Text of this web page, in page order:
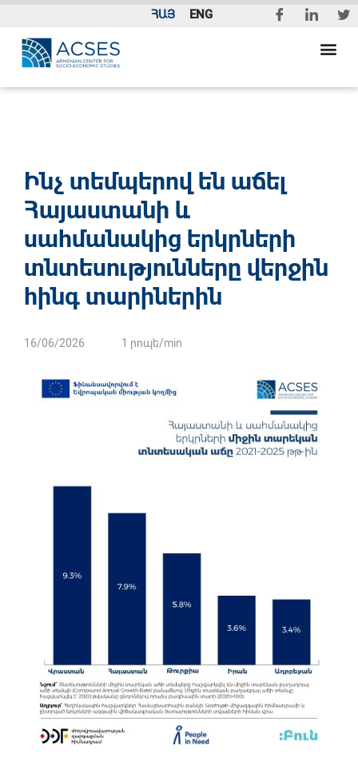
ՀԱՅ ENG
Ինչ տեմպերով են աճել
Հայաստանի և
սահմանակից երկրների
տնտեսությունները վերջին
հինգ տարիներին
16/06/2026